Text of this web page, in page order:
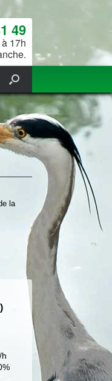
49
17h
la